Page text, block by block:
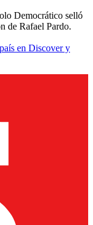
Democrático selló
de Rafael Pardo.
en Discover y